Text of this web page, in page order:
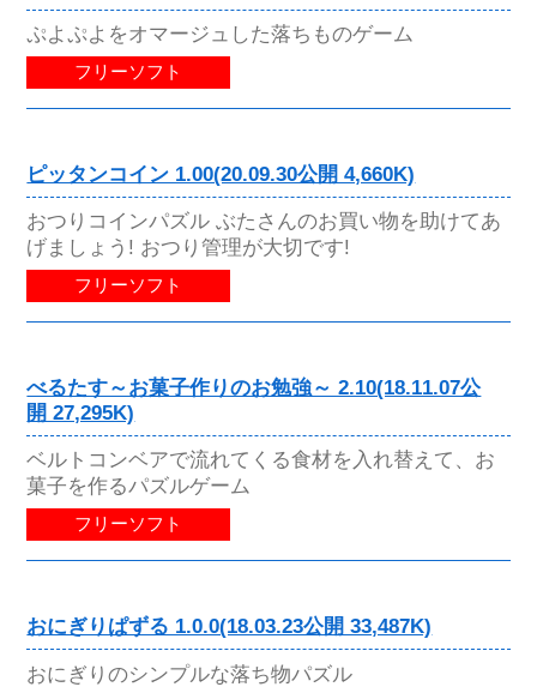
ぷよぷよをオマージュした落ちものゲーム
フリーソフト
ピッタンコイン 1.00(20.09.30公開 4,660K)
おつりコインパズル ぶたさんのお買い物を助けてあ
げましょう! おつり管理が大切です!
フリーソフト
べるたす～お菓子作りのお勉強～ 2.10(18.11.07公
開 27,295K)
ベルトコンベアで流れてくる食材を入れ替えて、お
菓子を作るパズルゲーム
フリーソフト
おにぎりぱずる 1.0.0(18.03.23公開 33,487K)
おにぎりのシンプルな落ち物パズル